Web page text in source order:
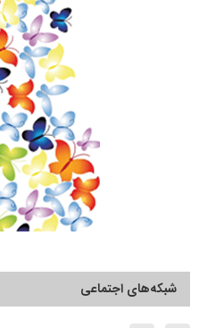
شبکه‌های اجتماعی